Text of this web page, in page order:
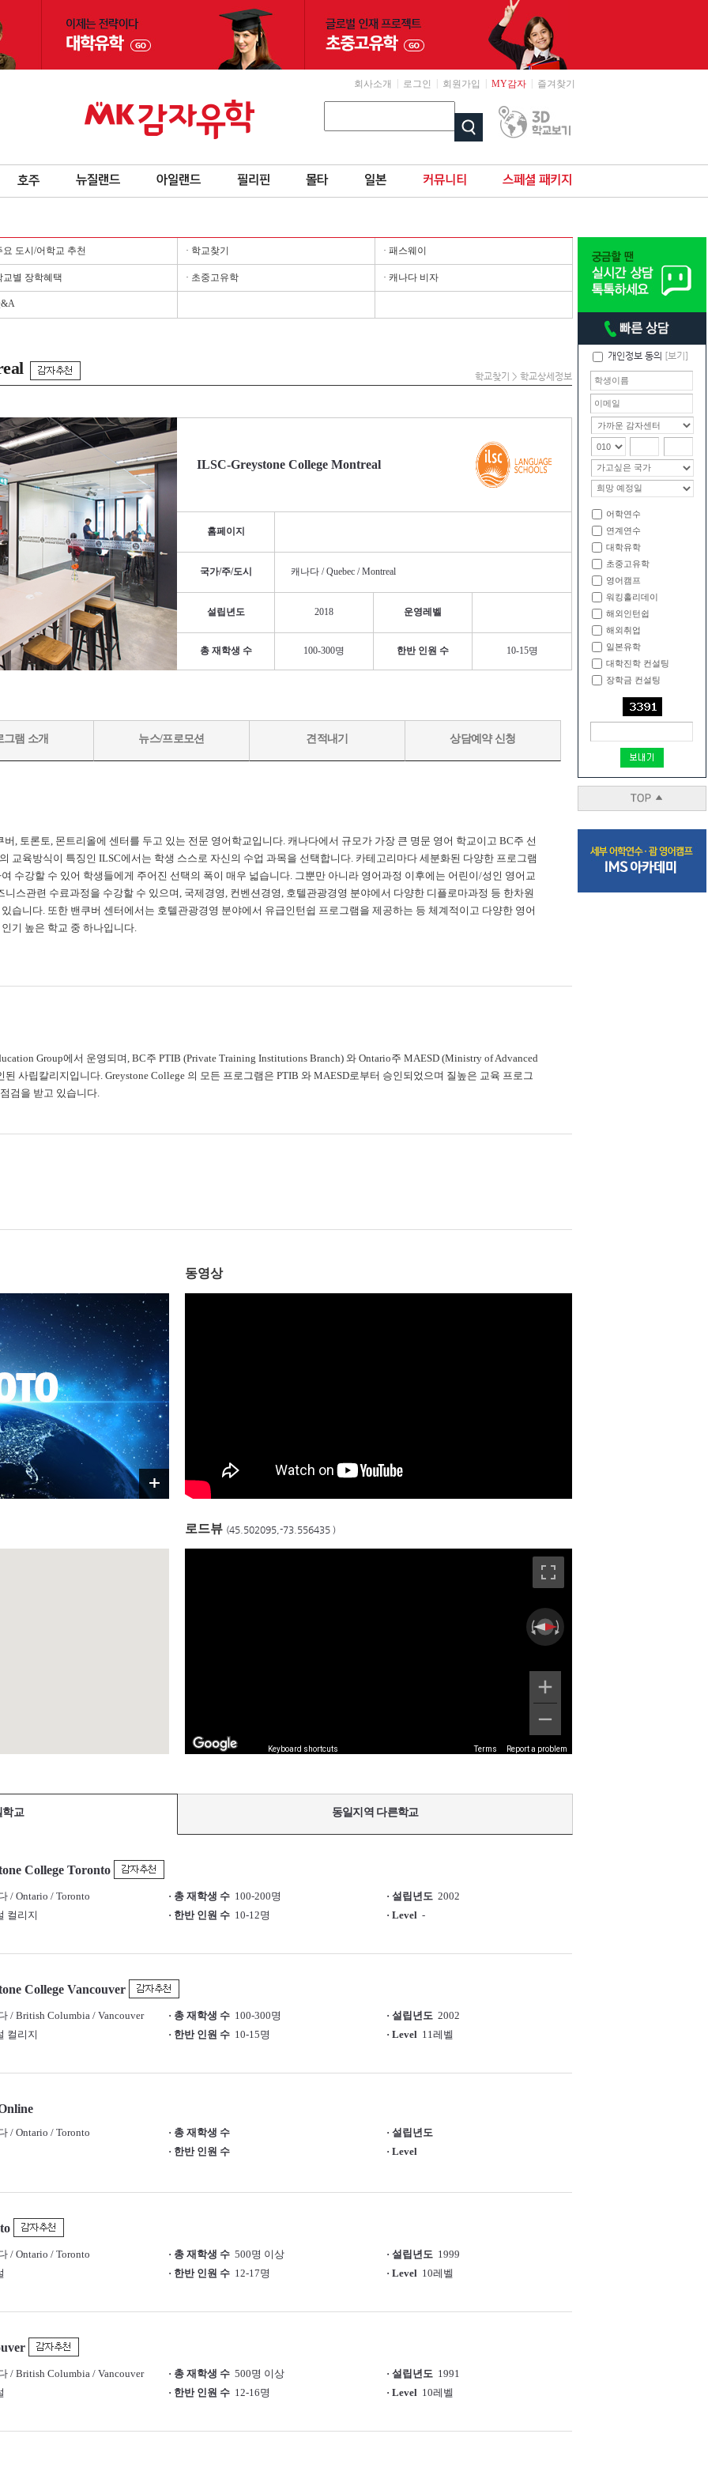
회사소개 로그인 회원가입 MY감자 즐겨찾기
개인정보 동의 [보기]
어학연수
연계연수
대학유학
초중고유학
영어캠프
워킹홀리데이
해외인턴쉽
해외취업
일본유학
대학진학 컨설팅
장학금 컨설팅
요 도시/어학교 추천 · 학교찾기 · 패스웨이
교별 장학혜택 · 초중고유학 · 캐나다 비자
학교찾기 > 학교상세정보
ILSC-Greystone College Montreal
홈페이지
국가/주/도시 캐나다 / Quebec / Montreal
설립년도 2018 운영레벨
총 재학생 수 100-300명 한반 인원 수 10-15명
그램 소개 뉴스/프로모션 견적내기 상담예약 신청
, 토론토, 몬트리올에 센터를 두고 있는 전문 영어학교입니다. 캐나다에서 규모가 가장 큰 명문 영어 학교이고 BC주 선
교육방식이 특징인 ILSC에서는 학생 스스로 자신의 수업 과목을 선택합니다. 카테고리마다 세분화된 다양한 프로그램
수강할 수 있어 학생들에게 주어진 선택의 폭이 매우 넓습니다. 그뿐만 아니라 영어과정 이후에는 어린이/성인 영어교
스관련 수료과정을 수강할 수 있으며, 국제경영, 컨벤션경영, 호텔관광경영 분야에서 다양한 디플로마과정 등 한차원
습니다. 또한 밴쿠버 센터에서는 호텔관광경영 분야에서 유급인턴쉽 프로그램을 제공하는 등 체계적이고 다양한 영어
기 높은 학교 중 하나입니다.
Group에서 운영되며, BC주 PTIB (Private Training Institutions Branch) 와 Ontario주 MAESD (Ministry of Advanced
된 사립칼리지입니다. Greystone College 의 모든 프로그램은 PTIB 와 MAESD로부터 승인되었으며 질높은 교육 프로그
검을 받고 있습니다.
동영상
로드뷰 (45.502095,-73.556435 )
Keyboard shortcuts
Terms Report a problem
학교 동일지역 다른학교
College Toronto
/ Ontario / Toronto
컬리지
· 총 재학생 수 100-200명
· 한반 인원 수 10-12명
· 설립년도 2002
· Level -
College Vancouver
/ British Columbia / Vancouver
컬리지
· 총 재학생 수 100-300명
· 한반 인원 수 10-15명
· 설립년도 2002
· Level 11레벨
/ Ontario / Toronto
· 총 재학생 수
· 한반 인원 수
· 설립년도
· Level
/ Ontario / Toronto
· 총 재학생 수 500명 이상
· 한반 인원 수 12-17명
· 설립년도 1999
· Level 10레벨
/ British Columbia / Vancouver
· 총 재학생 수 500명 이상
· 한반 인원 수 12-16명
· 설립년도 1991
· Level 10레벨